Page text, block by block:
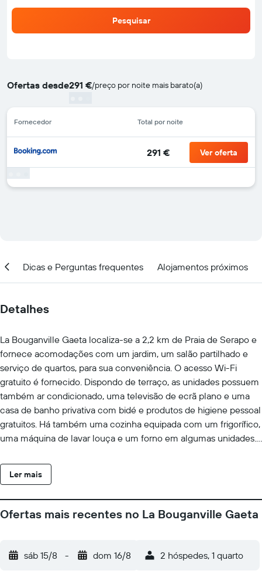
Pesquisar
Ofertas desde291 €/preço por noite mais barato(a)
Fornecedor Total por noite
291 € Ver oferta
Dicas e Perguntas frequentes Alojamentos próximos
Detalhes
La Bouganville Gaeta localiza-se a 2,2 km de Praia de Serapo e
fornece acomodações com um jardim, um salão partilhado e
serviço de quartos, para sua conveniência. O acesso Wi-Fi
gratuito é fornecido. Dispondo de terraço, as unidades possuem
também ar condicionado, uma televisão de ecrã plano e uma
casa de banho privativa com bidé e produtos de higiene pessoal
gratuitos. Há também uma cozinha equipada com um frigorífico,
uma máquina de lavar louça e um forno em algumas unidades.
continental, italiano ou sem glúten. La Bouganville Gaeta
disponibiliza um serviço de aluguer de bicicletas e um serviço
Bouganville Gaeta, enquanto Temple of Jupiter Anxur fica a 38
km de distância. O Aeroporto Internacional de Nápoles fica a
Ler mais
Ofertas mais recentes no La Bouganville Gaeta
sáb 15/8 - dom 16/8 2 hóspedes, 1 quarto